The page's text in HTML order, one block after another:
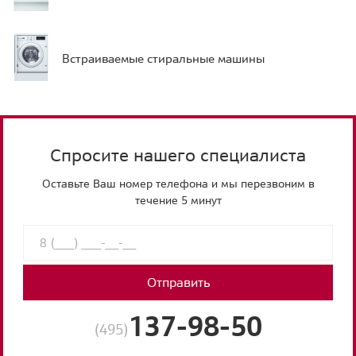
Встраиваемые стиральные машины
Спросите нашего специалиста
Оставьте Ваш номер телефона и мы перезвоним в
течение 5 минут
Отправить
(495) 137-98-50